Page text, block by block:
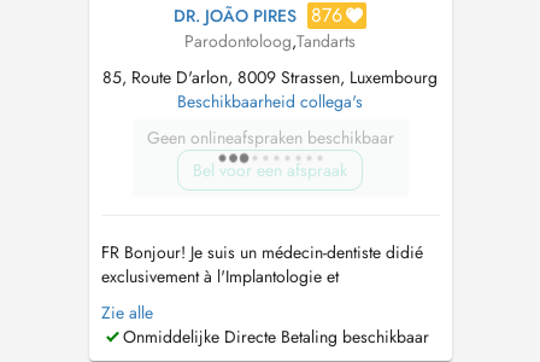
DR. JOÃO PIRES 876
Parodontoloog,Tandarts
85, Route D'arlon, 8009 Strassen, Luxembourg
Beschikbaarheid collega's
Geen onlineafspraken beschikbaar
Bel voor een afspraak
FR Bonjour! Je suis un médecin-dentiste didié
exclusivement à l'Implantologie et
Parodontologie complexes et Rehabilitation
Orale Esthétique. Dans le but de fournir un
traitement de haute qualité à mes patients, j'ai
Zie alle
Onmiddelijke Directe Betaling beschikbaar